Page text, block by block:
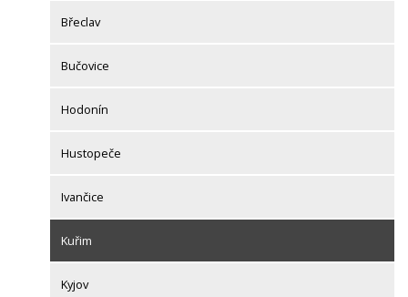
Břeclav
Bučovice
Hodonín
Hustopeče
Ivančice
Kuřim
Kyjov